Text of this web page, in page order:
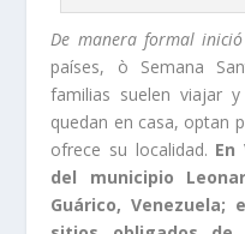
De manera formal
países, ò Semana
familias suelen viajar
quedan en casa, optan
ofrece su localidad. En
del municipio
Guárico, Venezuela;